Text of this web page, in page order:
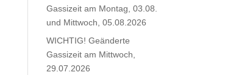
Gassizeit am Montag, 03.08.
und Mittwoch, 05.08.2026
WICHTIG! Geänderte
Gassizeit am Mittwoch,
29.07.2026